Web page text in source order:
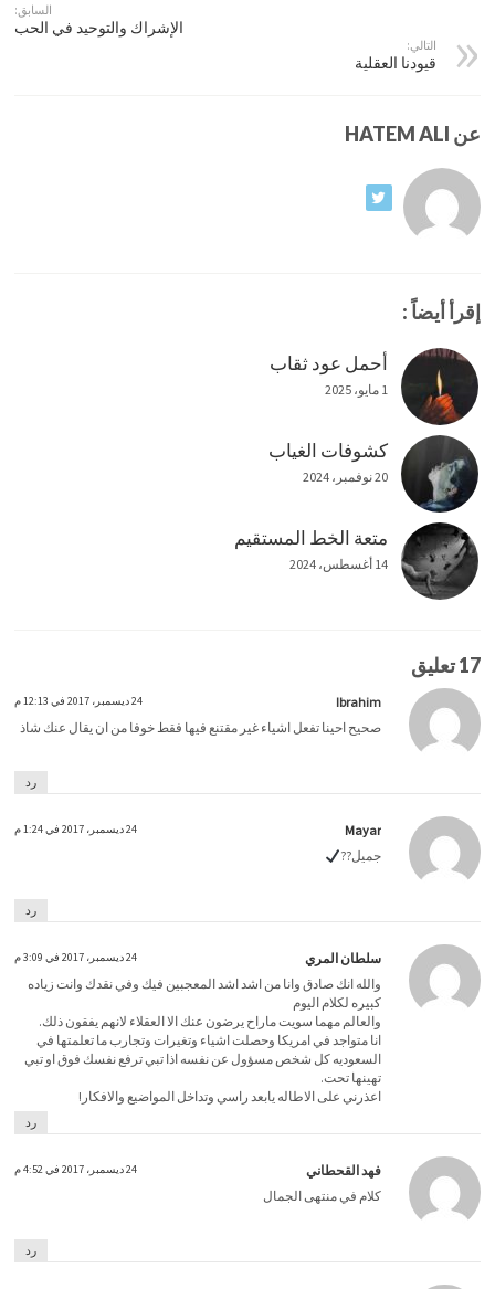
السابق:
الإشراك والتوحيد في الحب
التالي:
قيودنا العقلية
عن HATEM ALI
إقرأ أيضاً :
أحمل عود ثقاب
1 مايو، 2025
كشوفات الغياب
20 نوفمبر، 2024
متعة الخط المستقيم
14 أغسطس، 2024
17 تعليق
Ibrahim 24 ديسمبر، 2017 في 12:13 م
صحيح احينا تفعل اشياء غير مقتنع فيها فقط خوفا من ان يقال عنك شاذ
رد
Mayar 24 ديسمبر، 2017 في 1:24 م
جميل??
رد
سلطان المري 24 ديسمبر، 2017 في 3:09 م
والله انك صادق وانا من اشد اشد المعجبين فيك وفي نقدك وانت زياده
كبيره لكلام اليوم
والعالم مهما سويت ماراح يرضون عنك الا العقلاء لانهم يفقون ذلك.
انا متواجد في امريكا وحصلت اشياء وتغيرات وتجارب ما تعلمتها في
السعوديه كل شخص مسؤول عن نفسه اذا تبي ترفع نفسك فوق او تبي
تهينها تحت.
اعذرني على الاطاله يابعد راسي وتداخل المواضيع والافكار!
رد
فهد القحطاني 24 ديسمبر، 2017 في 4:52 م
كلام في منتهى الجمال
رد